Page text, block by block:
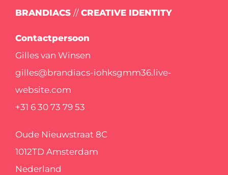
BRANDIACS // CREATIVE IDENTITY
Contactpersoon
Gilles van Winsen
gilles@brandiacs-iohksgmm36.live-
website.com
+31 6 30 73 79 53
Oude Nieuwstraat 8C
1012TD Amsterdam
Nederland